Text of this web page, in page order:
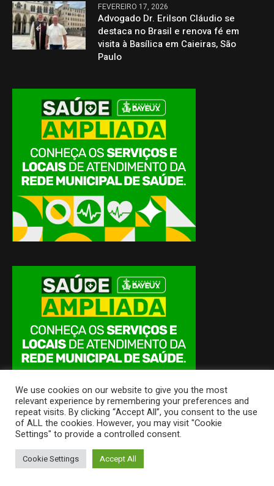
FEVEREIRO 17, 2026
Advogado Dr. Erilson Cláudio se
destaca no Brasil e renova fé em
visita à Basílica em Caieiras, São
Paulo
Politica News - © 2018 / Todos os Direitos Reservados
We use cookies on our website to give you the most
relevant experience by remembering your preferences and
repeat visits. By clicking “Accept All”, you consent to the use
of ALL the cookies. However, you may visit "Cookie
Settings" to provide a controlled consent.
Cookie Settings Accept All